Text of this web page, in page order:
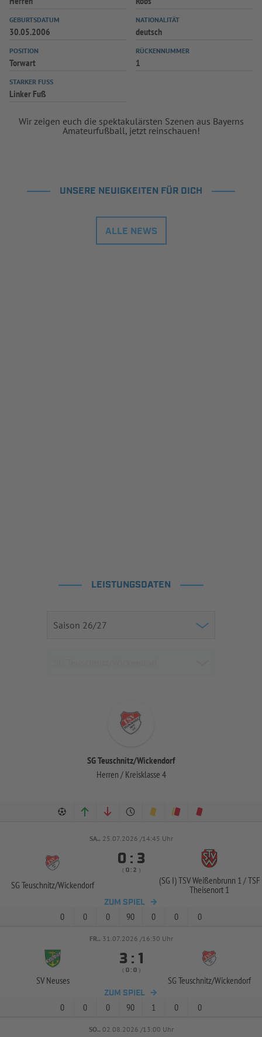
GEBURTSDATUM
30.05.2006
NATIONALITÄT
deutsch
POSITION
Torwart
RÜCKENNUMMER
1
STARKER FUSS
Linker Fuß
Wir zeigen euch die spektakulärsten Szenen aus Bayerns
Amateurfußball, jetzt reinschauen!
UNSERE NEUIGKEITEN FÜR DICH
ALLE NEWS
LEISTUNGSDATEN
SG Teuschnitz/Wickendorf
Herren / Kreisklasse 4
SA.. 25.07.2026 /14:45 Uhr
SG Teuschnitz/Wickendorf
 : 
( :  )
(SG I) TSV Weißenbrunn 1 /TSF
Theisenort 1
ZUM SPIEL
0 0 0 90 0 0 0
FR.. 31.07.2026 /16:30 Uhr
SV Neuses
 : 
( :  )
SG Teuschnitz/Wickendorf
ZUM SPIEL
0 0 0 90 1 0 0
SO.. 02.08.2026 /13:00 Uhr